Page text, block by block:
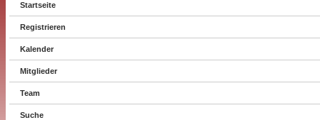
Startseite
Registrieren
Kalender
Mitglieder
Team
Suche